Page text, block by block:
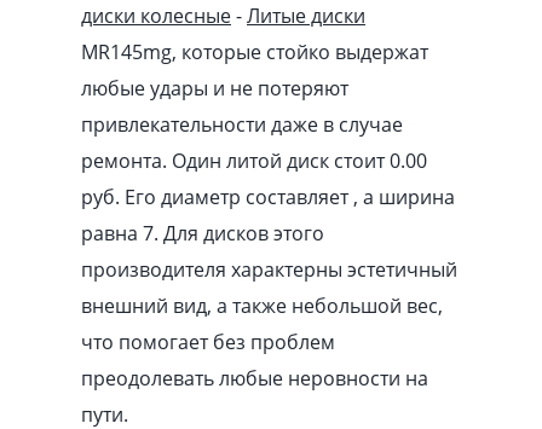
диски колесные-Литые диски
MR145mg, которые стойко выдержат
любые удары и не потеряют
привлекательности даже в случае
ремонта. Один литой диск стоит 0.00
pуб. Его диаметр составляет , а ширина
равна 7. Для дисков этого
производителя характерны эстетичный
внешний вид, а также небольшой вес,
что помогает без проблем
преодолевать любые неровности на
пути.